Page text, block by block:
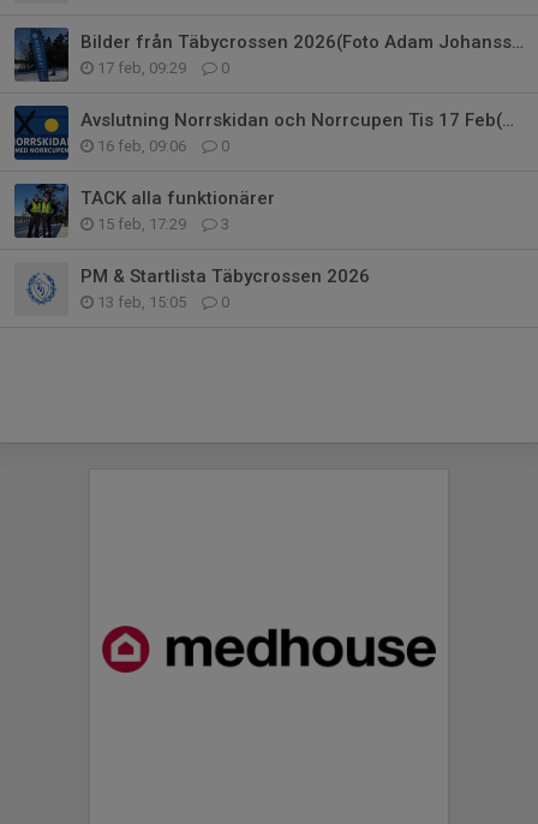
Bilder från Täbycrossen 2026(Foto Adam Johansson)
17 feb, 09:29 0
Avslutning Norrskidan och Norrcupen Tis 17 Feb(Klassiskt)
16 feb, 09:06 0
TACK alla funktionärer
15 feb, 17:29 3
PM & Startlista Täbycrossen 2026
13 feb, 15:05 0